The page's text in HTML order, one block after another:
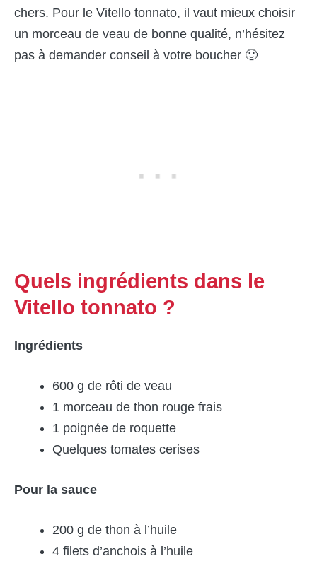
chers. Pour le Vitello tonnato, il vaut mieux choisir
un morceau de veau de bonne qualité, n’hésitez
pas à demander conseil à votre boucher 🙂
Quels ingrédients dans le
Vitello tonnato ?
Ingrédients
600 g de rôti de veau
1 morceau de thon rouge frais
1 poignée de roquette
Quelques tomates cerises
Pour la sauce
200 g de thon à l’huile
4 filets d’anchois à l’huile